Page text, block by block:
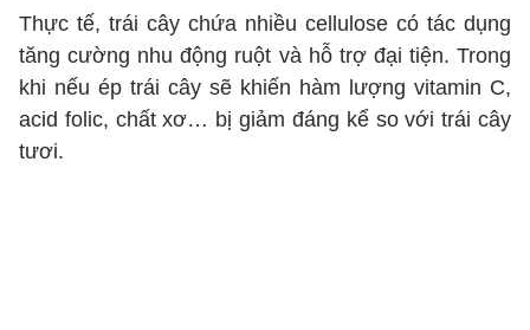
Thực tế, trái cây chứa nhiều cellulose có tác dụng
tăng cường nhu động ruột và hỗ trợ đại tiện. Trong
khi nếu ép trái cây sẽ khiến hàm lượng vitamin C,
acid folic, chất xơ… bị giảm đáng kể so với trái cây
tươi.